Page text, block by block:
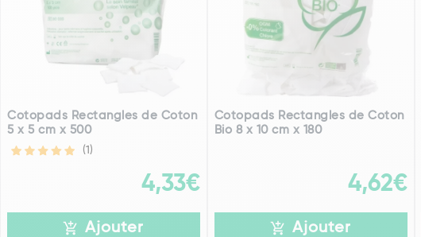
Cotopads Rectangles de Coton
5 x 5 cm x 500
(1)
4,33€
Ajouter
Cotopads Rectangles de Coton
Bio 8 x 10 cm x 180
4,62€
Ajouter